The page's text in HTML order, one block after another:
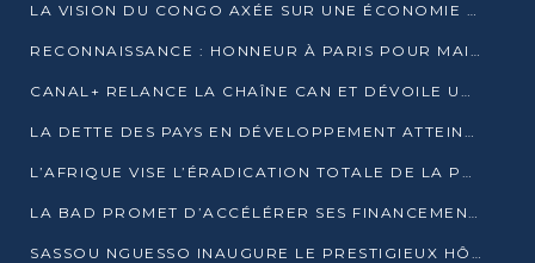
LA VISION DU CONGO AXÉE SUR UNE ÉCONOMIE BAS CARBONE AU RENDEZ-VOUS DE MONACO 2025
RECONNAISSANCE : HONNEUR À PARIS POUR MAIXENT RAOUL OMINGA
CANAL+ RELANCE LA CHAÎNE CAN ET DÉVOILE UNE OFFRE EXCEPTIONNELLE POUR DÉCEMBRE
LA DETTE DES PAYS EN DÉVELOPPEMENT ATTEINT UN SOMMET HISTORIQUE ENTRE 2022 ET 2024
L’AFRIQUE VISE L’ÉRADICATION TOTALE DE LA POLIOMYÉLITE D’ICI 2026
LA BAD PROMET D’ACCÉLÉRER SES FINANCEMENTS AVEC LE MINISTÈRE DE L’ASSAINISSEMENT
SASSOU NGUESSO INAUGURE LE PRESTIGIEUX HÔTEL KEMPINSKI BRAZZAVILLE